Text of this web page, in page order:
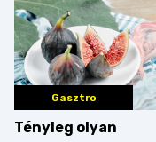
Gasztro
Tényleg olyan